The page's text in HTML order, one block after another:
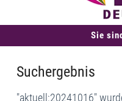
Sie
Suchergebnis
"aktuell:20241016"